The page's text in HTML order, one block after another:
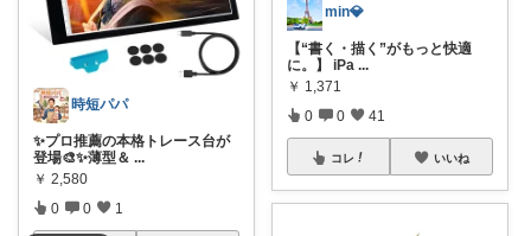
時短パパ
✨プロ推薦の本格トレース台が
登場🎨✨薄型＆ ...
￥ 2,580
0 0 1
min💎
【“書く・描く”がもっと快適
に。】 iPa ...
￥ 1,371
0 0 41
コレ いいね